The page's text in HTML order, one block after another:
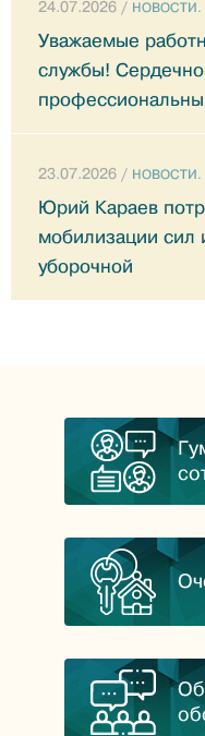
24.07.2026 /
Уважаемые
службы!
23.07.2026 /
Юрий Караев
мобилизации сил
уборочной